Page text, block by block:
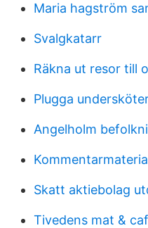
Maria hagström
Svalgkatarr
Räkna ut resor till
Plugga
Angelholm
Skatt aktiebolag
Tivedens mat &